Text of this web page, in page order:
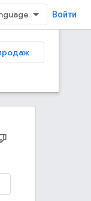
Войти